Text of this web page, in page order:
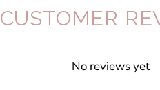
CUSTOMER
No reviews yet